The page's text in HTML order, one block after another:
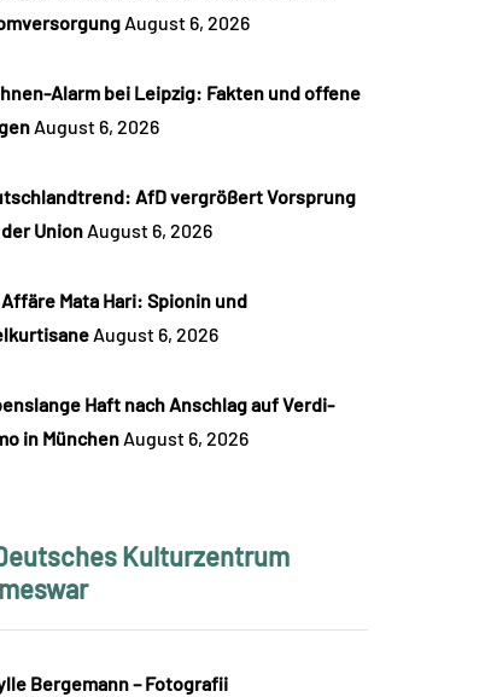
August 6, 2026
Alarm bei Leipzig: Fakten und offene
August 6, 2026
AfD vergrößert Vorsprung
Union August 6, 2026
Mata Hari: Spionin und
August 6, 2026
Haft nach Anschlag auf Verdi-
in München August 6, 2026
Kulturzentrum
Bergemann – Fotografii